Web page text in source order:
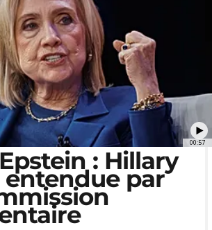
00:57
: Hillary
par